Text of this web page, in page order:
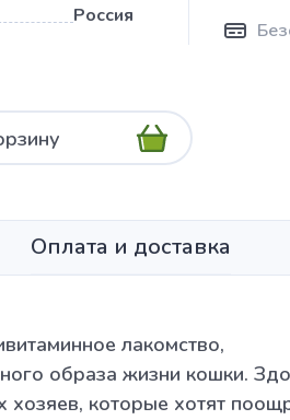
Россия
Оплата и доставка
лакомство,
образа жизни кошки.
которые хотят